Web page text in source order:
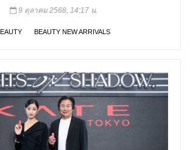
9 ตุลาคม 2568, 14:17 น.
BEAUTY NEW ARRIVALS